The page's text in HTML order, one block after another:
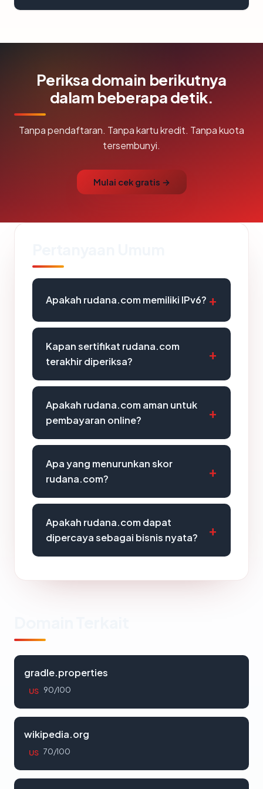
Periksa domain berikutnya
dalam beberapa detik.
Tanpa pendaftaran. Tanpa kartu kredit. Tanpa kuota
tersembunyi.
Mulai cek gratis →
Apakah rudana.com memiliki IPv6?
Kapan sertifikat rudana.com
terakhir diperiksa?
Apakah rudana.com aman untuk
pembayaran online?
Apa yang menurunkan skor
rudana.com?
Apakah rudana.com dapat
dipercaya sebagai bisnis nyata?
gradle.properties
US 90/100
wikipedia.org
US 70/100